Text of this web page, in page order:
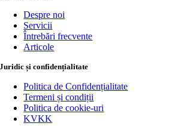
Despre noi
Servicii
Întrebări frecvente
Articole
Juridic și confidențialitate
Politica de Confidențialitate
Termeni și condiții
Politica de cookie-uri
KVKK